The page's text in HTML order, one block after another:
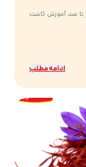
تا صد آموزش کاشت
ادامه مطلب